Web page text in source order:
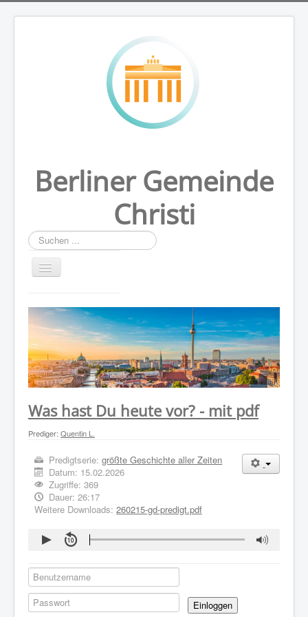
Berliner Gemeinde
Christi
Suchen
...
WER WIR SIND
GOTTESDIENST
PREDIGTEN
KONTAKT
Was hast Du heute vor? - mit pdf
Prediger: Quentin L.
Predigtserie:größte Geschichte aller Zeiten
Datum: 15.02.2026
Zugriffe: 369
Dauer: 26:17
Weitere Downloads: 260215-gd-predigt.pdf
Einloggen